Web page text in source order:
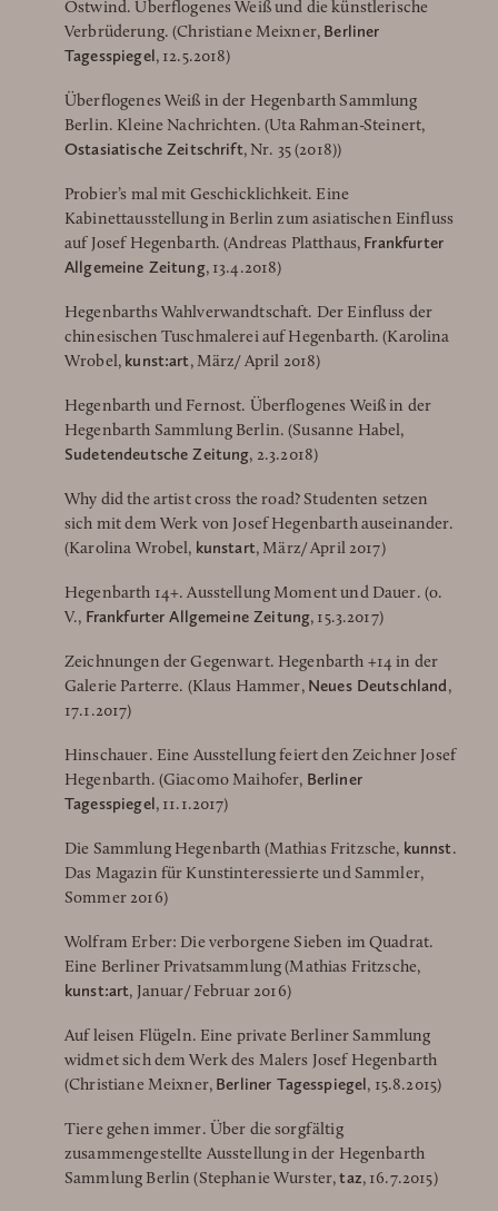
Ostwind. Überflogenes Weiß und die künstlerische
Verbrüderung. (Christiane Meixner, Berliner
Tagesspiegel, 12.5.2018)
Überflogenes Weiß in der Hegenbarth Sammlung
Berlin. Kleine Nachrichten. (Uta Rahman-Steinert,
Ostasiatische Zeitschrift, Nr. 35 (2018))
Probier’s mal mit Geschicklichkeit. Eine
Kabinettausstellung in Berlin zum asiatischen Einfluss
auf Josef Hegenbarth. (Andreas Platthaus, Frankfurter
Allgemeine Zeitung, 13.4.2018)
Hegenbarths Wahlverwandtschaft. Der Einfluss der
chinesischen Tuschmalerei auf Hegenbarth. (Karolina
Wrobel, kunst:art , März/ April 2018)
Hegenbarth und Fernost. Überflogenes Weiß in der
Hegenbarth Sammlung Berlin. (Susanne Habel,
Sudetendeutsche Zeitung, 2.3.2018)
Why did the artist cross the road? Studenten setzen
sich mit dem Werk von Josef Hegenbarth auseinander.
(Karolina Wrobel, kunstart, März/ April 2017)
Hegenbarth 14+. Ausstellung Moment und Dauer. (o.
V., Frankfurter Allgemeine Zeitung, 15.3.2017)
Zeichnungen der Gegenwart. Hegenbarth +14 in der
Galerie Parterre. (Klaus Hammer, Neues Deutschland ,
17.1.2017)
Hinschauer. Eine Ausstellung feiert den Zeichner Josef
Hegenbarth. (Giacomo Maihofer, Berliner
Tagesspiegel, 11.1.2017)
Die Sammlung Hegenbarth (Mathias Fritzsche, kunnst .
Das Magazin für Kunstinteressierte und Sammler,
Sommer 2016)
Wolfram Erber: Die verborgene Sieben im Quadrat.
Eine Berliner Privatsammlung (Mathias Fritzsche,
kunst:art, Januar/ Februar 2016)
Auf leisen Flügeln. Eine private Berliner Sammlung
widmet sich dem Werk des Malers Josef Hegenbarth
(Christiane Meixner, Berliner Tagesspiegel, 15.8.2015)
Tiere gehen immer. Über die sorgfältig
zusammengestellte Ausstellung in der Hegenbarth
Sammlung Berlin (Stephanie Wurster,taz, 16.7.2015)